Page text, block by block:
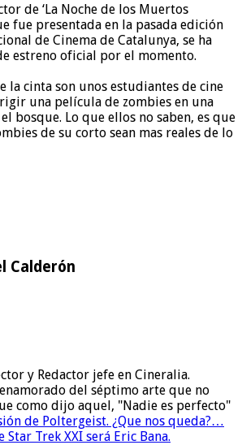
de ‘La Noche de los Muertos
fue presentada en la pasada edición
de Cinema de Catalunya, se ha
estreno oficial por el momento.
la cinta son unos estudiantes de cine
una película de zombies en una
bosque. Lo que ellos no saben, es que
de su corto sean mas reales de lo
Calderón
y Redactor jefe en Cineralia.
del séptimo arte que no
como dijo aquel, "Nadie es perfecto"
de Poltergeist. ¿Que nos queda?…
Star Trek XXI será Eric Bana.